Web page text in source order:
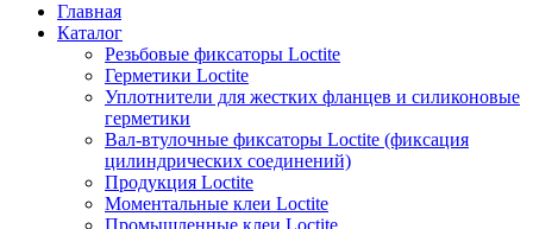
Главная
Каталог
Резьбовые фиксаторы Loctite
Герметики Loctite
Уплотнители для жестких фланцев и силиконовые
герметики
Вал-втулочные фиксаторы Loctite (фиксация
цилиндрических соединений)
Продукция Loctite
Моментальные клеи Loctite
Промышленные клеи Loctite